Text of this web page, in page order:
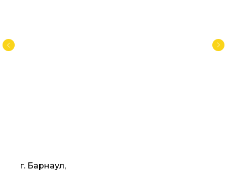
г. Барнаул,